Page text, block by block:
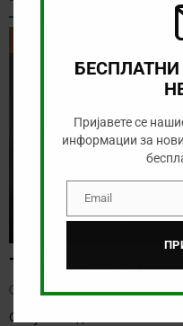
Тикет на денот
август 7, 2026
Овој викенд веќе бележиме
Пријавете се
информации за
EmailEmail